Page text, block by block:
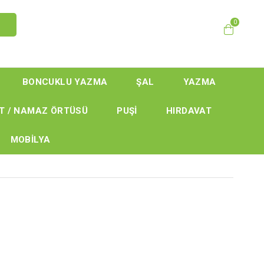
0
BONCUKLU YAZMA ŞAL YAZMA
/ NAMAZ ÖRTÜSÜ PUŞİ HIRDAVAT
MOBİLYA